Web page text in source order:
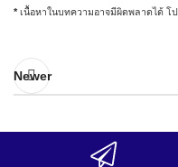
* เนื้อหาในบทความอาจมีผิดพลาดได้ โ
Newer